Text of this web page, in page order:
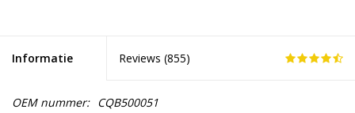
Informatie Reviews (855)
OEM nummer: CQB500051